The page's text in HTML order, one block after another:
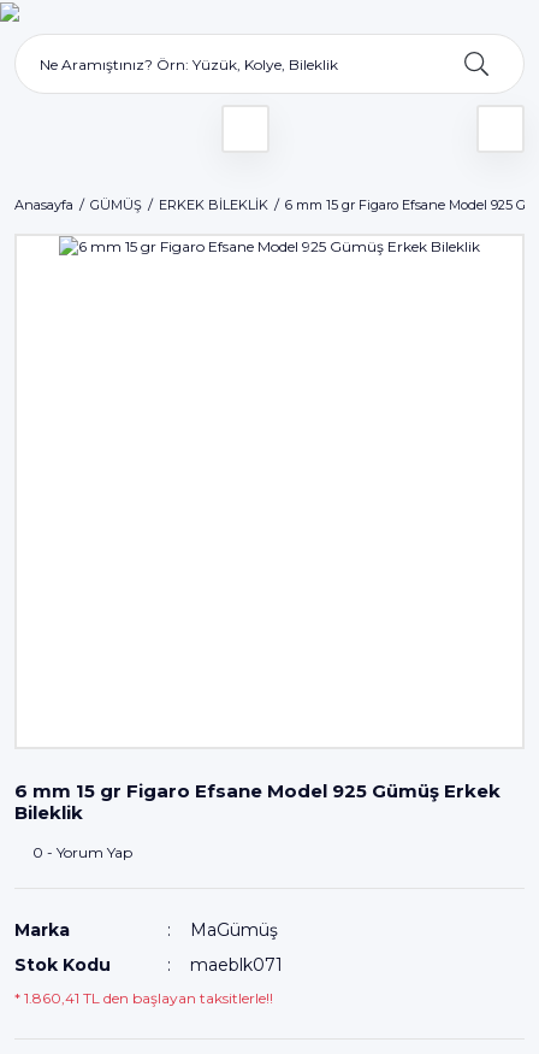
Anasayfa GÜMÜŞ ERKEK BİLEKLİK 6 mm 15 gr Figaro Efsane Model 925
6 mm 15 gr Figaro Efsane Model 925 Gümüş Erkek
Bileklik
0 - Yorum Yap
Marka
MaGümüş
Stok Kodu
maeblk071
* 1.860,41 TL den başlayan taksitlerle!!